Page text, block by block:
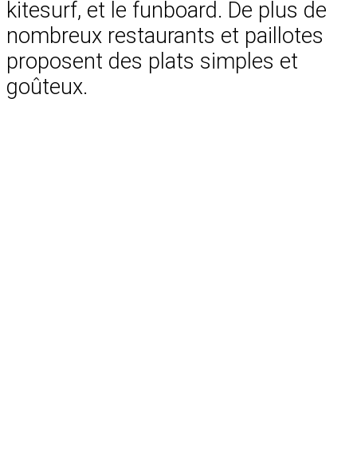
kitesurf, et le funboard. De plus de
nombreux restaurants et paillotes
proposent des plats simples et
goûteux.